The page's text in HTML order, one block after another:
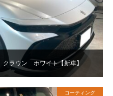
クラウン ホワイト【新車】
コーティング